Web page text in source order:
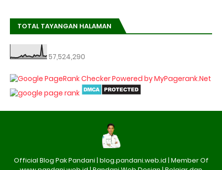
TOTAL TAYANGAN HALAMAN
57,524,290
Official Blog Pak Pandani | blog.pandani.web.id | Member Of